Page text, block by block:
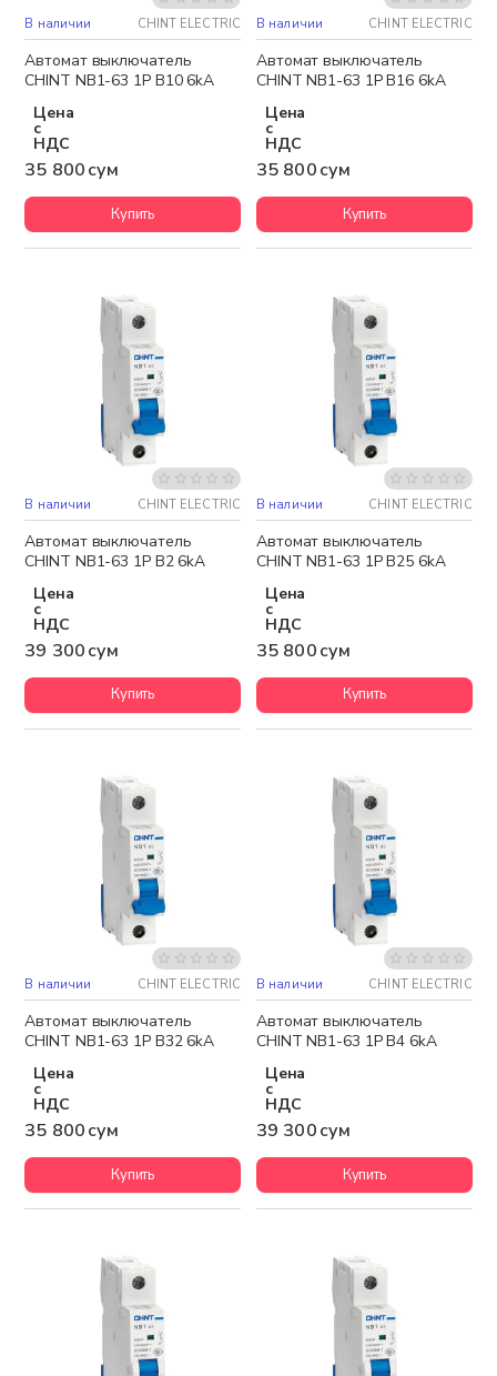
В наличии CHINT ELECTRIC
Автомат выключатель
CHINT NB1-63 1P B10 6kA
Цена
с
НДС
35 800 сум
Купить
В наличии CHINT ELECTRIC
Автомат выключатель
CHINT NB1-63 1P B16 6kA
Цена
с
НДС
35 800 сум
Купить
В наличии CHINT ELECTRIC
Автомат выключатель
CHINT NB1-63 1P B2 6kA
Цена
с
НДС
39 300 сум
Купить
В наличии CHINT ELECTRIC
Автомат выключатель
CHINT NB1-63 1P B25 6kA
Цена
с
НДС
35 800 сум
Купить
В наличии CHINT ELECTRIC
Автомат выключатель
CHINT NB1-63 1P B32 6kA
Цена
с
НДС
35 800 сум
Купить
В наличии CHINT ELECTRIC
Автомат выключатель
CHINT NB1-63 1P B4 6kA
Цена
с
НДС
39 300 сум
Купить